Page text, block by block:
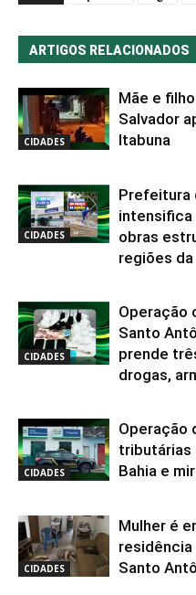
ARTIGOS RELACIONADOS
CIDADES
Mãe e
Salvador
Itabuna
CIDADES
Prefeitura
intensifica
obras
regiões
CIDADES
Operação
Santo
prende
drogas,
CIDADES
Operação
tributárias
Bahia e
CIDADES
Mulher é
residência
Santo